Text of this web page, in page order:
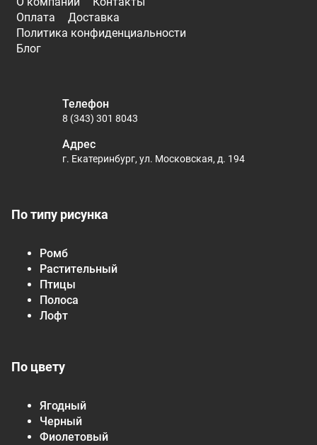
Оплата
Доставка
Политика конфиденциальности
Блог
По типу рисунка
Ромб
Растительный
Птицы
Полоса
Лофт
По цвету
Ягодный
Черный
Фиолетовый
Телефон
8 (343) 301 8043
Адрес
г. Екатеринбург, ул. Московская, д. 194